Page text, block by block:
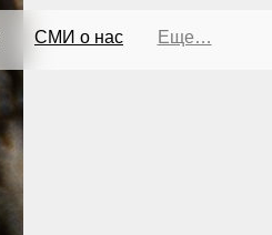
СМИ о нас Еще…